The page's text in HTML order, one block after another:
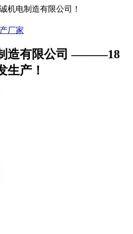
机电制造有限公司！
造有限公司 ———18
生产！